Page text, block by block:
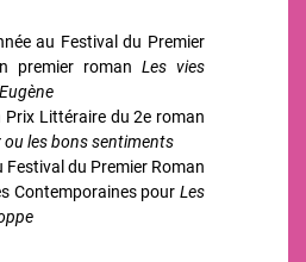
au Festival du Premier
premier roman Les vies
Prix Littéraire du 2e roman
les bons sentiments
Festival du Premier Roman
Contemporaines pour Les